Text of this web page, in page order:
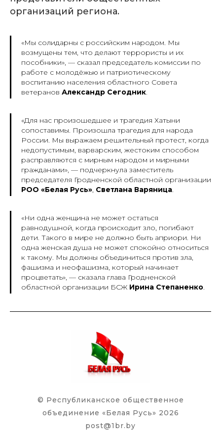
организаций региона.
«Мы солидарны с российским народом. Мы
возмущены тем, что делают террористы и их
пособники», — сказал председатель комиссии по
работе с молодёжью и патриотическому
воспитанию населения областного Совета
ветеранов Александр Сегодник.
«Для нас произошедшее и трагедия Хатыни
сопоставимы. Произошла трагедия для народа
России. Мы выражаем решительный протест, когда
недопустимым, варварским, жестоким способом
расправляются с мирным народом и мирными
гражданами», — подчеркнула заместитель
председателя Гродненской областной организации
РОО «Белая Русь», Светлана Варяница.
«Ни одна женщина не может остаться
равнодушной, когда происходит зло, погибают
дети. Такого в мире не должно быть априори. Ни
одна женская душа не может спокойно относиться
к такому. Мы должны объединиться против зла,
фашизма и неофашизма, который начинает
процветать», — сказала глава Гродненской
областной организации БСЖ Ирина Степаненко.
© Республиканское общественное
объединение «Белая Русь» 2026
post@1br.by